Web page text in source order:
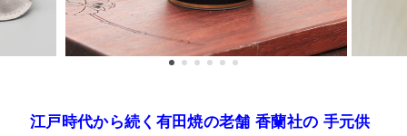
江戸時代から続く有田焼の老舗 香蘭社の 手元供